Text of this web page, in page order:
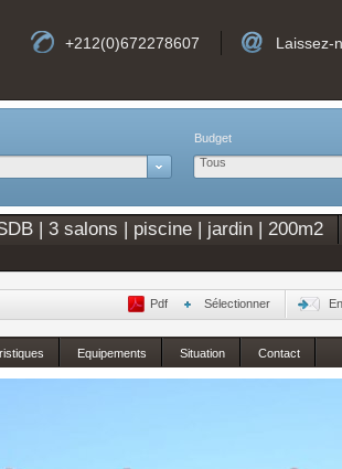
+212(0)672278607 Laissez-
Budget
Tous
| 3 salons | piscine | jardin | 200m2
Pdf Sélectionner
Equipements Situation Contact